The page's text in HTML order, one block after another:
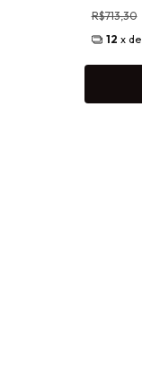
R$713,30
12 x de